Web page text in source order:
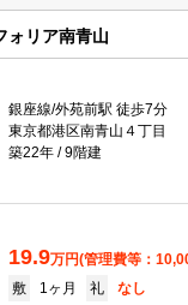
ォリア南青山
銀座線/外苑前駅 徒歩7分
東京都港区南青山４丁目
築22年
9階建
19.9万円(管理費等：
敷
1ヶ月 礼
なし